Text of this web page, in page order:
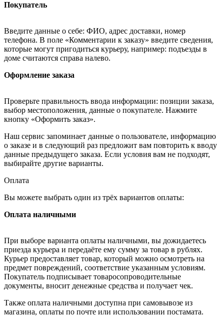
Покупатель
Введите данные о себе: ФИО, адрес доставки, номер
телефона. В поле «Комментарии к заказу» введите сведения,
которые могут пригодиться курьеру, например: подъезды в
доме считаются справа налево.
Оформление заказа
Проверьте правильность ввода информации: позиции заказа,
выбор местоположения, данные о покупателе. Нажмите
кнопку «Оформить заказ».
Наш сервис запоминает данные о пользователе, информацию
о заказе и в следующий раз предложит вам повторить к вводу
данные предыдущего заказа. Если условия вам не подходят,
выбирайте другие варианты.
Оплата
Вы можете выбрать один из трёх вариантов оплаты:
Оплата наличными
При выборе варианта оплаты наличными, вы дожидаетесь
приезда курьера и передаёте ему сумму за товар в рублях.
Курьер предоставляет товар, который можно осмотреть на
предмет повреждений, соответствие указанным условиям.
Покупатель подписывает товаросопроводительные
документы, вносит денежные средства и получает чек.
Также оплата наличными доступна при самовывозе из
магазина, оплаты по почте или использовании постамата.